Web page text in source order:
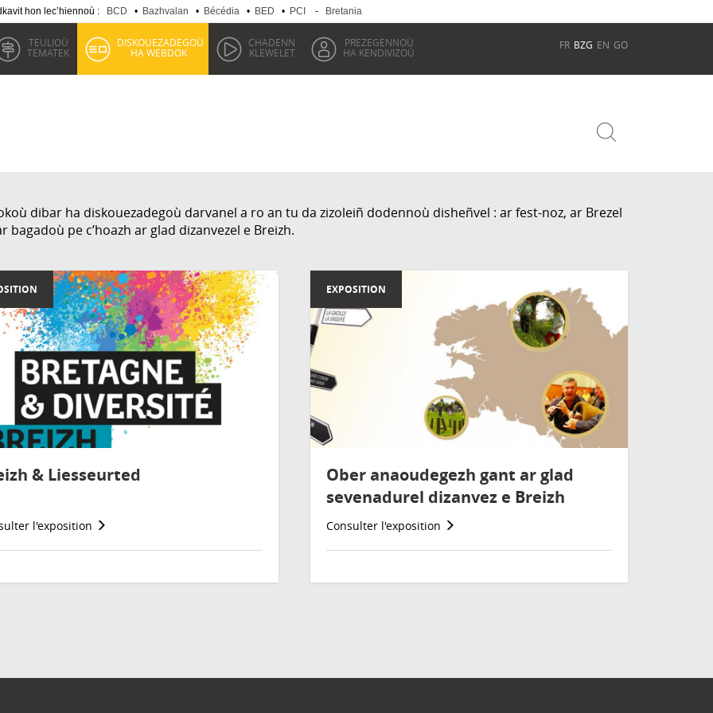
hon lec’hiennoù : BCD • Bazhvalan • Bécédia • BED • PCI - Bretania
TEULIOÙ
TEMATEK
DISKOUEZADEGOÙ
HA WEBDOK
CHADENN
KLEWELET
PREZEGENNOÙ
HA KENDIVIZOÙ
FR BZG EN GO
dibar ha diskouezadegoù darvanel a ro an tu da zizoleiñ dodennoù disheñvel : ar fest-noz, ar Brezel
bagadoù pe c’hoazh ar glad dizanvezel e Breizh.
& Liesseurted
l'exposition
EXPOSITION
Ober anaoudegezh gant ar glad
sevenadurel dizanvez e Breizh
Consulter l'exposition